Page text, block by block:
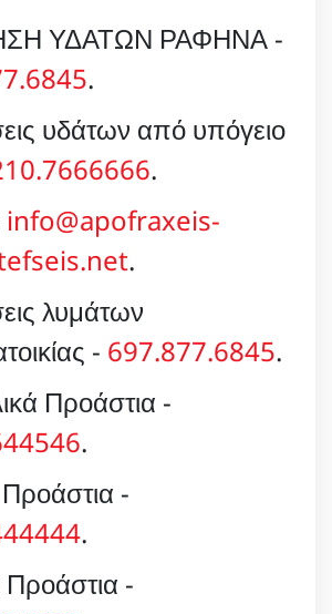
ΥΔΑΤΩΝ ΡΑΦΗΝΑ -
.
υδάτων από υπόγειο
.
info@apofraxeis-
.
λυμάτων
- 697.877.6845.
Προάστια -
.
-
.
Προάστια -